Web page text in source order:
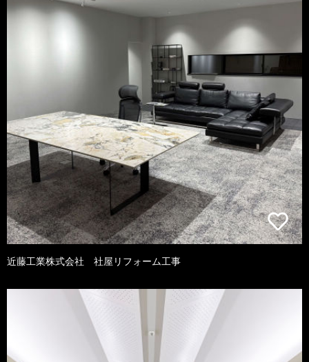
近藤工業株式会社 社屋リフォーム工事